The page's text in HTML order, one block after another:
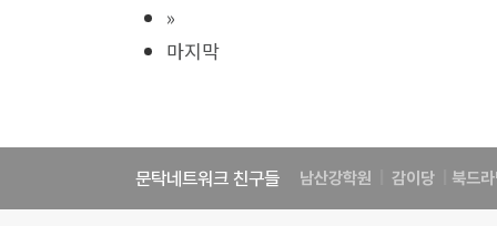
»
마지막
문탁네트워크 친구들 남산강학원 감이당 북드